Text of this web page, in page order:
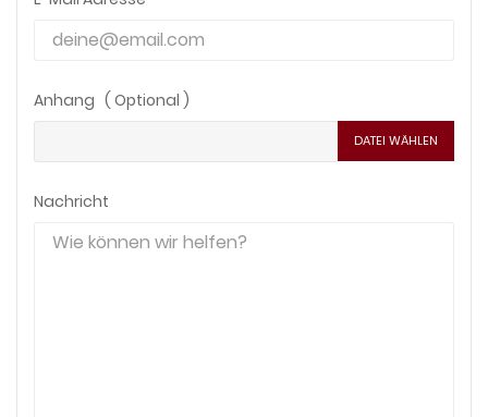
Anhang ( Optional )
DATEI WÄHLEN
Nachricht